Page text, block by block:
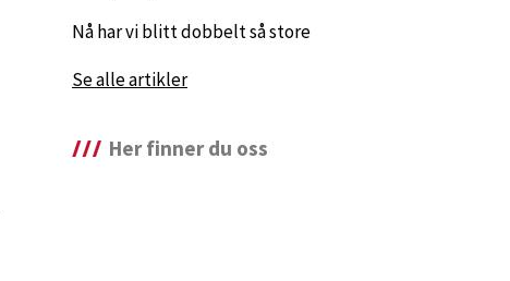
Nå har vi blitt dobbelt så store
Se alle artikler
Her finner du oss